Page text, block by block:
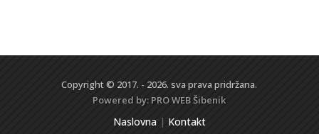
Copyright © 2017. - 2026. sva prava pridržana.
Powered by: PRO WEBŠibenik
Naslovna| Kontakt